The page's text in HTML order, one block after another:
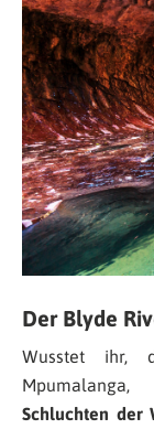
Der Blyde
Wusstet ihr,
Schluchten der